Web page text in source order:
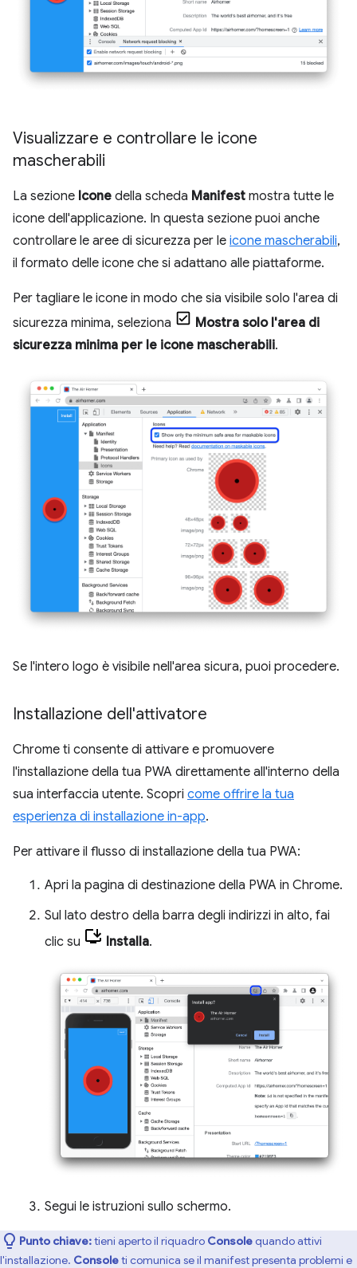
Visualizzare e controllare le icone
mascherabili
La sezione Icone della scheda Manifest mostra tutte le
icone dell'applicazione. In questa sezione puoi anche
controllare le aree di sicurezza per le icone mascherabili,
il formato delle icone che si adattano alle piattaforme.
Per tagliare le icone in modo che sia visibile solo l'area di
sicurezza minima, seleziona
Mostra solo l'area di
sicurezza minima per le icone mascherabili.
Se l'intero logo è visibile nell'area sicura, puoi procedere.
Installazione dell'attivatore
Chrome ti consente di attivare e promuovere
l'installazione della tua PWA direttamente all'interno della
sua interfaccia utente. Scopri come offrire la tua
esperienza di installazione in-app.
Per attivare il flusso di installazione della tua PWA:
Apri la pagina di destinazione della PWA in Chrome.
Sul lato destro della barra degli indirizzi in alto, fai
clic su
Installa.
Segui le istruzioni sullo schermo.
Punto chiave:tieni aperto il riquadro Consolequando attivi
l'installazione. Consoleti comunica se il manifest presenta problemi e